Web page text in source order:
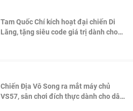
Tam Quốc Chí kích hoạt đại chiến Di
Lăng, tặng siêu code giá trị dành cho
Chiến Địa Vô Song ra mắt máy chủ
VS57, sân chơi đích thực dành cho dân